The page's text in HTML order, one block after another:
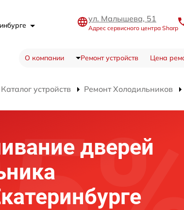
ул. Малышева, 51
Адрес сервисного центра Sharp
О компании Ремонт устройств Цена
Каталог устройств Ремонт Холодильников
дверей